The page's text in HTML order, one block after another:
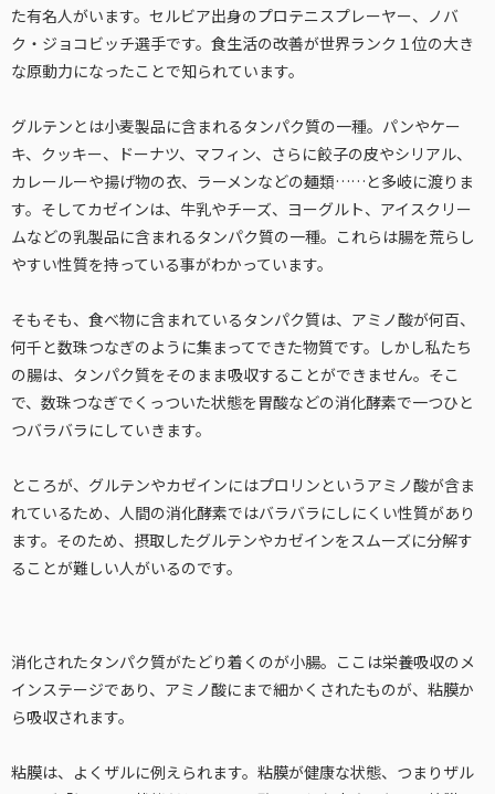
た有名人がいます。セルビア出身のプロテニスプレーヤー、ノバ
ク・ジョコビッチ選手です。食生活の改善が世界ランク１位の大き
な原動力になったことで知られています。
グルテンとは小麦製品に含まれるタンパク質の一種。パンやケー
キ、クッキー、ドーナツ、マフィン、さらに餃子の皮やシリアル、
カレールーや揚げ物の衣、ラーメンなどの麺類……と多岐に渡りま
す。そしてカゼインは、牛乳やチーズ、ヨーグルト、アイスクリー
ムなどの乳製品に含まれるタンパク質の一種。これらは腸を荒らし
やすい性質を持っている事がわかっています。
そもそも、食べ物に含まれているタンパク質は、アミノ酸が何百、
何千と数珠つなぎのように集まってできた物質です。しかし私たち
の腸は、タンパク質をそのまま吸収することができません。そこ
で、数珠つなぎでくっついた状態を胃酸などの消化酵素で一つひと
つバラバラにしていきます。
ところが、グルテンやカゼインにはプロリンというアミノ酸が含ま
れているため、人間の消化酵素ではバラバラにしにくい性質があり
ます。そのため、摂取したグルテンやカゼインをスムーズに分解す
ることが難しい人がいるのです。
消化されたタンパク質がたどり着くのが小腸。ここは栄養吸収のメ
インステージであり、アミノ酸にまで細かくされたものが、粘膜か
ら吸収されます。
粘膜は、よくザルに例えられます。粘膜が健康な状態、つまりザル